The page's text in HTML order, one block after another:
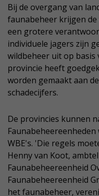
Bij de overgang van
faunabeheer krijgen de
een grotere
individuele jagers zijn
wildbeheer uit op basis
provincie heeft
worden gemaakt aan
schadecijfers.
De provincies kunnen
WBE's. 'Die regels
Henny van Koot,
Faunabeheereenheid
Faunabeheereenheid
het faunabeheer,